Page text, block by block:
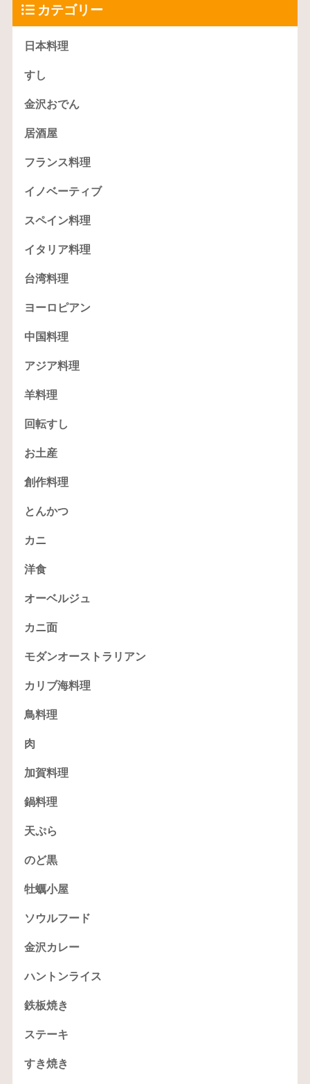
カテゴリー
日本料理
すし
金沢おでん
居酒屋
フランス料理
イノベーティブ
スペイン料理
イタリア料理
台湾料理
ヨーロピアン
中国料理
アジア料理
羊料理
回転すし
お土産
創作料理
とんかつ
カニ
洋食
オーベルジュ
カニ面
モダンオーストラリアン
カリブ海料理
鳥料理
肉
加賀料理
鍋料理
天ぷら
のど黒
牡蠣小屋
ソウルフード
金沢カレー
ハントンライス
鉄板焼き
ステーキ
すき焼き